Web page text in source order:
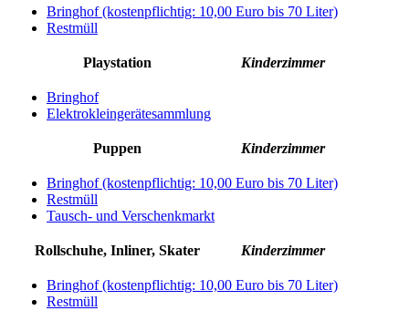
Bringhof (kostenpflichtig: 10,00 Euro bis 70 Liter)
Restmüll
Playstation Kinderzimmer
Bringhof
Elektrokleingerätesammlung
Puppen Kinderzimmer
Bringhof (kostenpflichtig: 10,00 Euro bis 70 Liter)
Restmüll
Tausch- und Verschenkmarkt
Rollschuhe, Inliner, Skater Kinderzimmer
Bringhof (kostenpflichtig: 10,00 Euro bis 70 Liter)
Restmüll